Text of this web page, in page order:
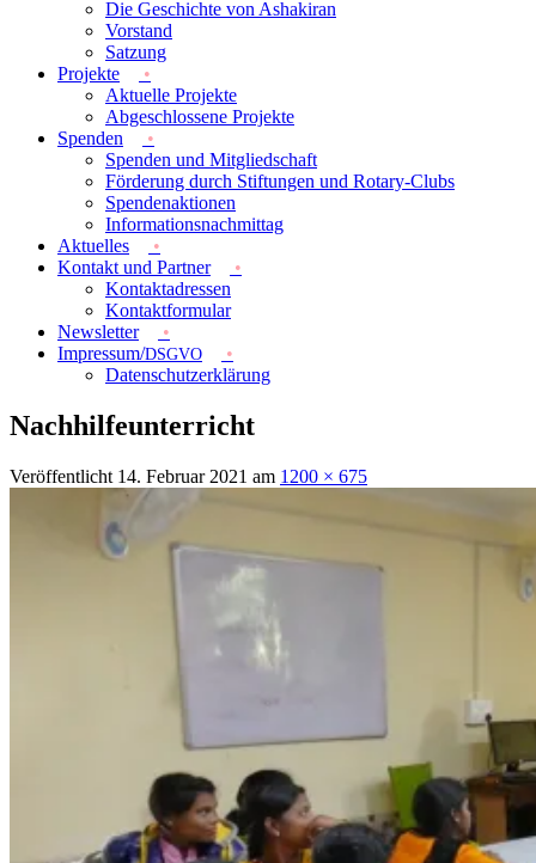
Die Geschichte von Ashakiran
Vorstand
Satzung
Projekte
Aktuelle Projekte
Abgeschlossene Projekte
Spenden
Spenden und Mitgliedschaft
Förderung durch Stiftungen und Rotary-Clubs
Spendenaktionen
Informationsnachmittag
Aktuelles
Kontakt und Partner
Kontaktadressen
Kontaktformular
Newsletter
Impressum/DSGVO
Datenschutzerklärung
Nachhilfeunterricht
Veröffentlicht 14. Februar 2021 am 1200 × 675